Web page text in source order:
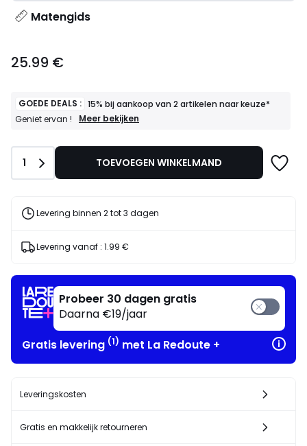
Matengids
€.
25.99 €
GOEDE DEALS : 15% bij aankoop van 2 artikelen naar keuze*
Geniet ervan !
GOEDE
artikelen
Geniet
Meer bekijken
Aantal
1 TOEVOEGEN WINKELMAND
Levering binnen 2 tot 3 dagen
Levering vanaf : 1.99 €
Probeer 30 dagen gratis
Daarna €19/jaar
Gratis levering (1) met La Redoute +
Leveringskosten
Gratis en makkelijk retourneren